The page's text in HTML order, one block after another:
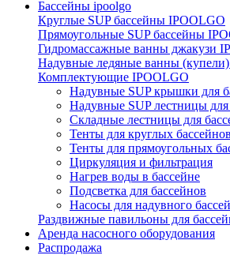
Бассейны ipoolgo
Круглые SUP бассейны IPOOLGO
Прямоугольные SUP бассейны
Гидромассажные ванны джакузи
Надувные ледяные ванны
Комплектующие IPOOLGO
Надувные SUP крышки для
Надувные SUP лестницы для
Складные лестницы для
Тенты для круглых бассейнов
Тенты для прямоугольных
Циркуляция и фильтрация
Нагрев воды в бассейне
Подсветка для бассейнов
Насосы для надувного
Раздвижные павильоны для
Аренда насосного оборудования
Распродажа